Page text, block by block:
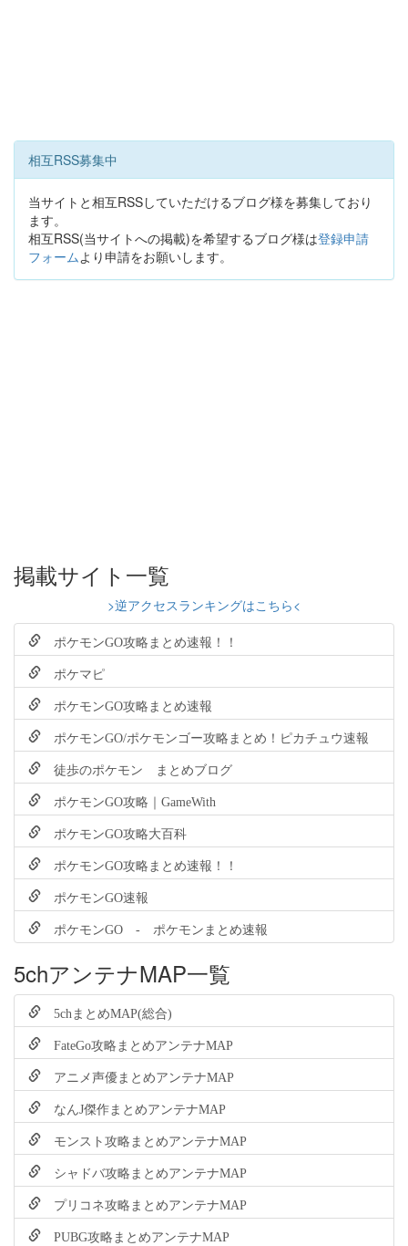
相互RSS募集中
当サイトと相互RSSしていただけるブログ様を募集しており
ます。
相互RSS(当サイトへの掲載)を希望するブログ様は登録申請
フォームより申請をお願いします。
掲載サイト一覧
>逆アクセスランキングはこちら<
ポケモンGO攻略まとめ速報！！
ポケマピ
ポケモンGO攻略まとめ速報
ポケモンGO/ポケモンゴー攻略まとめ！ピカチュウ速報
徒歩のポケモン まとめブログ
ポケモンGO攻略｜GameWith
ポケモンGO攻略大百科
ポケモンGO攻略まとめ速報！！
ポケモンGO速報
ポケモンGO - ポケモンまとめ速報
5chアンテナMAP一覧
5chまとめMAP(総合)
FateGo攻略まとめアンテナMAP
アニメ声優まとめアンテナMAP
なんJ傑作まとめアンテナMAP
モンスト攻略まとめアンテナMAP
シャドバ攻略まとめアンテナMAP
プリコネ攻略まとめアンテナMAP
PUBG攻略まとめアンテナMAP